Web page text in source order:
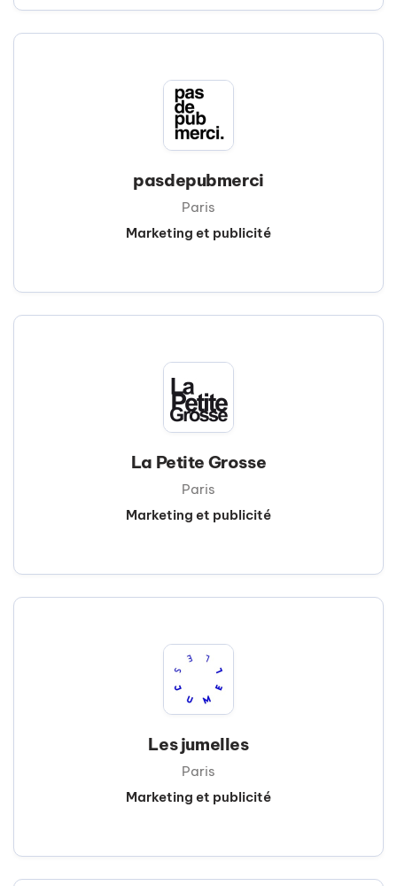
pasdepubmerci
Paris
Marketing et publicité
La Petite Grosse
Paris
Marketing et publicité
Les jumelles
Paris
Marketing et publicité